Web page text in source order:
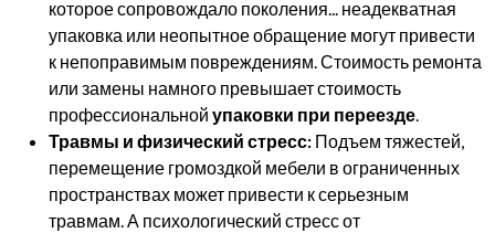
которое сопровождало поколения... неадекватная
упаковка или неопытное обращение могут привести
к непоправимым повреждениям. Стоимость ремонта
или замены намного превышает стоимость
профессиональной упаковки при переезде.
Травмы и физический стресс: Подъем тяжестей,
перемещение громоздкой мебели в ограниченных
пространствах может привести к серьезным
травмам. А психологический стресс от